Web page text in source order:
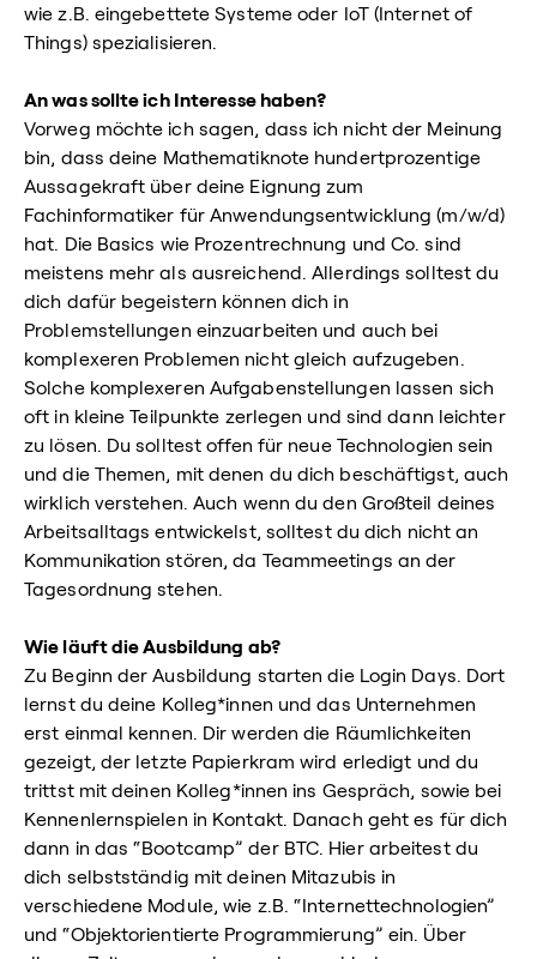
wie z.B. eingebettete Systeme oder IoT (Internet of
Things) spezialisieren.
An was sollte ich Interesse haben?
Vorweg möchte ich sagen, dass ich nicht der Meinung
bin, dass deine Mathematiknote hundertprozentige
Aussagekraft über deine Eignung zum
Fachinformatiker für Anwendungsentwicklung (m/w/d)
hat. Die Basics wie Prozentrechnung und Co. sind
meistens mehr als ausreichend. Allerdings solltest du
dich dafür begeistern können dich in
Problemstellungen einzuarbeiten und auch bei
komplexeren Problemen nicht gleich aufzugeben.
Solche komplexeren Aufgabenstellungen lassen sich
oft in kleine Teilpunkte zerlegen und sind dann leichter
zu lösen. Du solltest offen für neue Technologien sein
und die Themen, mit denen du dich beschäftigst, auch
wirklich verstehen. Auch wenn du den Großteil deines
Arbeitsalltags entwickelst, solltest du dich nicht an
Kommunikation stören, da Teammeetings an der
Tagesordnung stehen.
Wie läuft die Ausbildung ab?
Zu Beginn der Ausbildung starten die Login Days. Dort
lernst du deine Kolleg*innen und das Unternehmen
erst einmal kennen. Dir werden die Räumlichkeiten
gezeigt, der letzte Papierkram wird erledigt und du
trittst mit deinen Kolleg*innen ins Gespräch, sowie bei
Kennenlernspielen in Kontakt. Danach geht es für dich
dann in das “Bootcamp” der BTC. Hier arbeitest du
dich selbstständig mit deinen Mitazubis in
verschiedene Module, wie z.B. “Internettechnologien”
und “Objektorientierte Programmierung” ein. Über